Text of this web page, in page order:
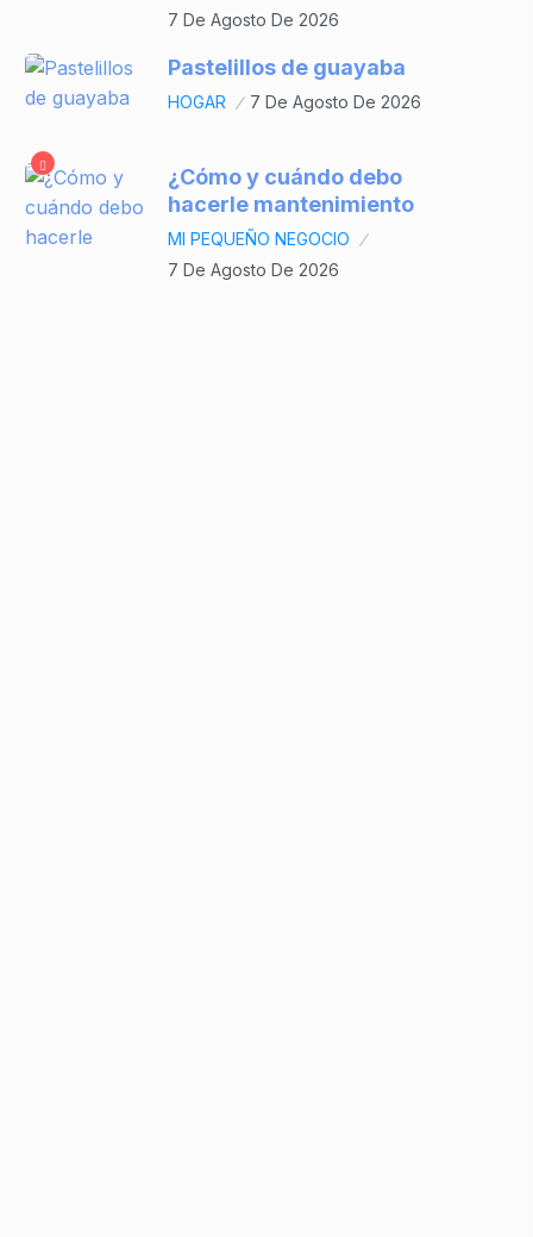
7 De Agosto De 2026
Pastelillos de guayaba
HOGAR 7 De Agosto De 2026
¿Cómo y cuándo debo
hacerle mantenimiento
MI PEQUEÑO NEGOCIO
7 De Agosto De 2026